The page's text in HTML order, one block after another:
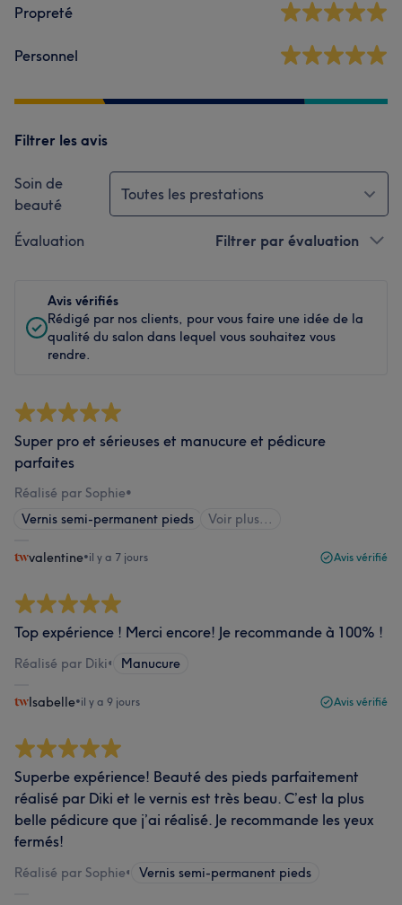
Propreté
Personnel
Filtrer les avis
Soin de
beauté
Toutes les prestations
Évaluation Filtrer par évaluation
Avis vérifiés
Rédigé par nos clients, pour vous faire une idée de la
qualité du salon dans lequel vous souhaitez vous
rendre.
Super pro et sérieuses et manucure et pédicure
parfaites
Réalisé par Sophie•
Vernis semi-permanent pieds
Voir plus...
valentine•il y a 7 jours Avis vérifié
Top expérience ! Merci encore! Je recommande à 100% !
Réalisé par Diki• Manucure
Isabelle•il y a 9 jours Avis vérifié
Superbe expérience! Beauté des pieds parfaitement
réalisé par Diki et le vernis est très beau. C’est la plus
belle pédicure que j’ai réalisé. Je recommande les yeux
fermés!
Réalisé par Sophie• Vernis semi-permanent pieds